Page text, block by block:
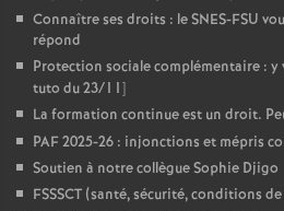
Connaître ses droits : le SNES-FSU
répond
Protection sociale complémentaire : y
tuto du 23/11]
La formation continue est un droit.
PAF 2025-26 : injonctions et mépris
Soutien à notre collègue Sophie Djigo
FSSSCT (santé, sécurité, conditions